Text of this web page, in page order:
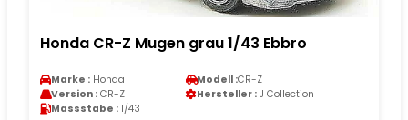
Honda CR-Z Mugen grau 1/43 Ebbro
Marke : Honda Modell :CR-Z
Version : CR-Z Hersteller : J Collection
Massstabe : 1/43